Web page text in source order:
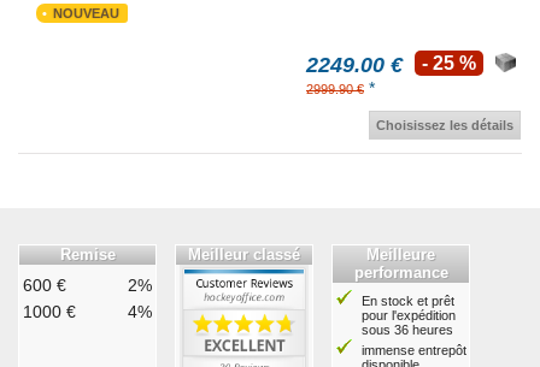
NOUVEAU
2249.00 €
2999.90 € *
- 25 %
Choisissez les détails
Remise
600 €
2%
1000 €
4%
Meilleur classé
Meilleure
performance
En stock et prêt
pour l'expédition
sous 36 heures
immense entrepôt